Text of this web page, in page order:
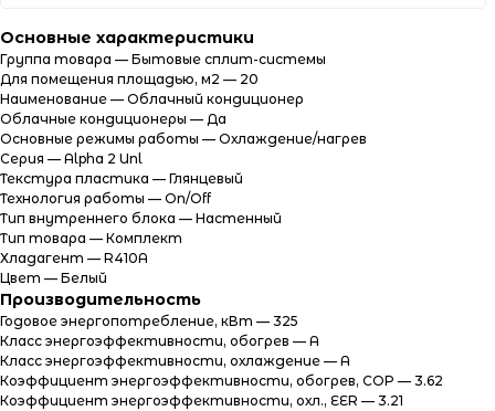
Основные характеристики
Группа товара — Бытовые сплит-системы
Для помещения площадью, м2 — 20
Наименование — Облачный кондиционер
Облачные кондиционеры — Да
Основные режимы работы — Охлаждение/нагрев
Серия — Alpha 2 Unl
Текстура пластика — Глянцевый
Технология работы — On/Off
Тип внутреннего блока — Настенный
Тип товара — Комплект
Хладагент — R410A
Цвет — Белый
Производительность
Годовое энергопотребление, кВт — 325
Класс энергоэффективности, обогрев — A
Класс энергоэффективности, охлаждение — A
Коэффициент энергоэффективности, обогрев, COP — 3.62
Коэффициент энергоэффективности, охл., EER — 3.21